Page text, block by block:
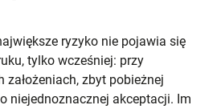
ryzyko nie pojawia się
tylko wcześniej: przy
założeniach, zbyt pobieżnej
niejednoznacznej akceptacji. Im